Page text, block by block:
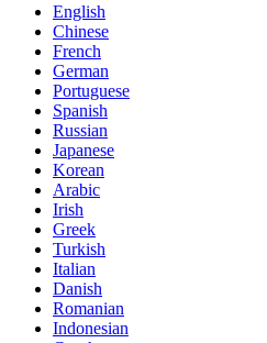
English
Chinese
French
German
Portuguese
Spanish
Russian
Japanese
Korean
Arabic
Irish
Greek
Turkish
Italian
Danish
Romanian
Indonesian